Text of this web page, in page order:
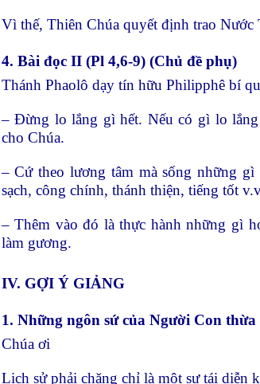
Vì thế, Thiên Chúa quyết định trao
4. Bài đọc II (Pl 4,6-9) (Chủ đề phụ)
Thánh Phaolô dạy tín hữu Philipphê bí
– Đừng lo lắng gì hết. Nếu có gì lo
cho Chúa.
– Cứ theo lương tâm mà sống những
sạch, công chính, thánh thiện, tiếng tốt
– Thêm vào đó là thực hành những gì
làm gương.
IV. GỢI Ý GIẢNG
1. Những ngôn sứ của Người Con
Chúa ơi
Lịch sử phải chăng chỉ là một sự tái diễn